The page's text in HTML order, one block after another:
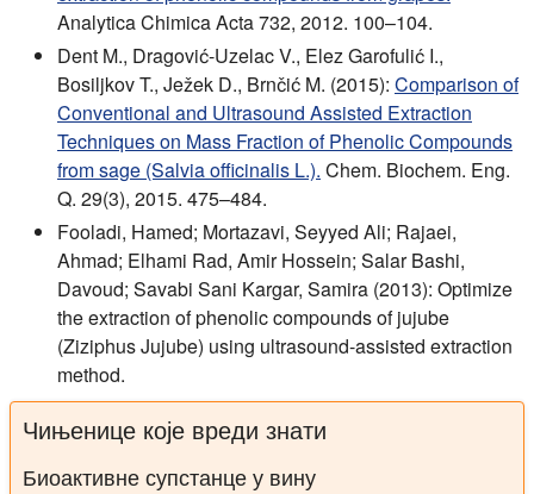
Analytica Chimica Acta 732, 2012. 100–104.
Dent M., Dragović-Uzelac V., Elez Garofulić I.,
Bosiljkov T., Ježek D., Brnčić M. (2015): Comparison of
Conventional and Ultrasound Assisted Extraction
Techniques on Mass Fraction of Phenolic Compounds
from sage (Salvia officinalis L.). Chem. Biochem. Eng.
Q. 29(3), 2015. 475–484.
Fooladi, Hamed; Mortazavi, Seyyed Ali; Rajaei,
Ahmad; Elhami Rad, Amir Hossein; Salar Bashi,
Davoud; Savabi Sani Kargar, Samira (2013): Optimize
the extraction of phenolic compounds of jujube
(Ziziphus Jujube) using ultrasound-assisted extraction
method.
Чињенице које вреди знати
Биоактивне супстанце у вину